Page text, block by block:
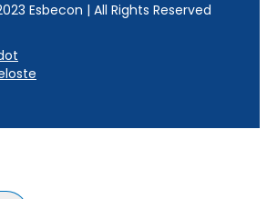
Esbecon | All Rights Reserved